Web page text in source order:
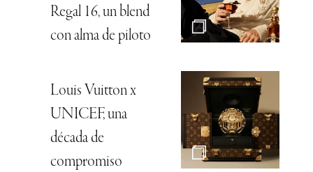
Regal 16, un blend
con alma de piloto
Louis Vuitton x
UNICEF, una
década de
compromiso